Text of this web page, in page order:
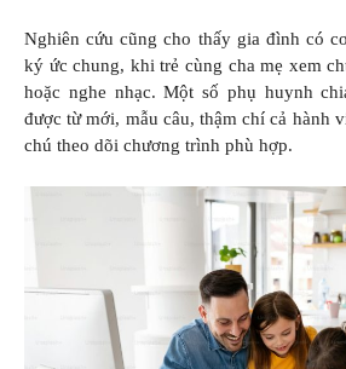
Nghiên cứu cũng cho thấy gia đình có
ký ức chung, khi trẻ cùng cha mẹ xem
hoặc nghe nhạc. Một số phụ huynh
được từ mới, mẫu câu, thậm chí cả hành
chú theo dõi chương trình phù hợp.